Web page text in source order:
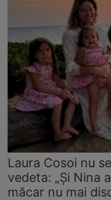
Laura Cosoi nu
vedeta: „Și Nina
măcar nu mai